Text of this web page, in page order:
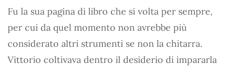
Fu la sua pagina di libro che si volta per sempre,
per cui da quel momento non avrebbe più
considerato altri strumenti se non la chitarra.
Vittorio coltivava dentro il desiderio di impararla